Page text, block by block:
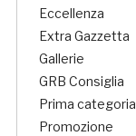
Eccellenza
Extra Gazzetta
Gallerie
GRB Consiglia
Prima categoria
Promozione